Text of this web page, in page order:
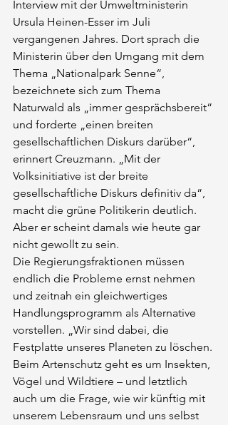
Interview mit der Umweltministerin
Ursula Heinen-Esser im Juli
vergangenen Jahres. Dort sprach die
Ministerin über den Umgang mit dem
Thema „Nationalpark Senne“,
bezeichnete sich zum Thema
Naturwald als „immer gesprächsbereit“
und forderte „einen breiten
gesellschaftlichen Diskurs darüber“,
erinnert Creuzmann. „Mit der
Volksinitiative ist der breite
gesellschaftliche Diskurs definitiv da“,
macht die grüne Politikerin deutlich.
Aber er scheint damals wie heute gar
nicht gewollt zu sein.
Die Regierungsfraktionen müssen
endlich die Probleme ernst nehmen
und zeitnah ein gleichwertiges
Handlungsprogramm als Alternative
vorstellen. „Wir sind dabei, die
Festplatte unseres Planeten zu löschen.
Beim Artenschutz geht es um Insekten,
Vögel und Wildtiere – und letztlich
auch um die Frage, wie wir künftig mit
unserem Lebensraum und uns selbst